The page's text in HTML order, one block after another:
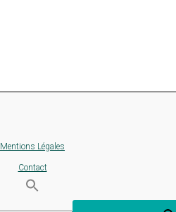
Mentions Légales
Contact